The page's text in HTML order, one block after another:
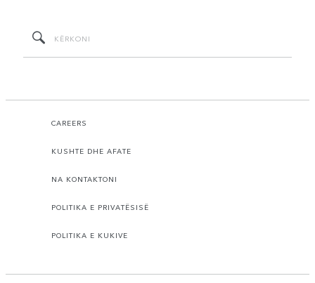
CAREERS
KUSHTE DHE AFATE
NA KONTAKTONI
POLITIKA E PRIVATËSISË
POLITIKA E KUKIVE